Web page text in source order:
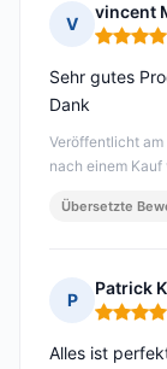
V
vincent
Hinweis:
Veröffentlicht
nach einem
Sehr gutes
Dank
Übersetzte
P
Patrick
Hinweis:
Alles ist